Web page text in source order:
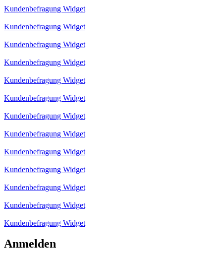
Kundenbefragung Widget
Kundenbefragung Widget
Kundenbefragung Widget
Kundenbefragung Widget
Kundenbefragung Widget
Kundenbefragung Widget
Kundenbefragung Widget
Kundenbefragung Widget
Kundenbefragung Widget
Kundenbefragung Widget
Kundenbefragung Widget
Kundenbefragung Widget
Kundenbefragung Widget
Anmelden